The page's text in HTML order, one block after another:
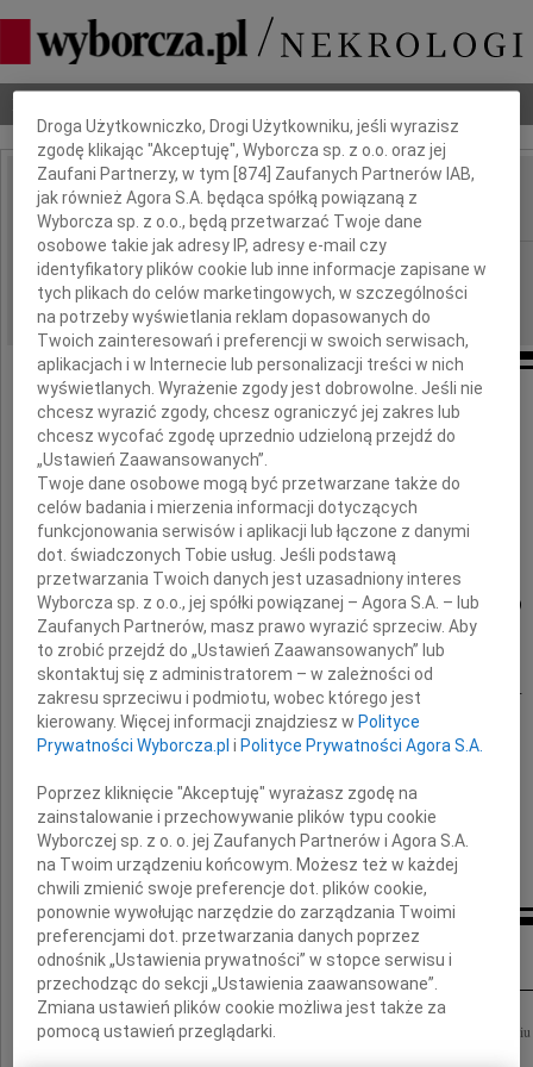
IMIĘ I NAZWISKO: Tadeusz Szurski
REGION: Warszawa
DATA EMISJI: 24.02.2010
Żegnam mojego Nauczyciela i Mentora
dr. hab.
Tadeusza Szurskiego
wieloletniego koordynatora
Zespołu Radców Prawnych firmy "Elektrim?.
Najbliższym
składam wyrazy współczucia
Jacek Marek Walczykowski
Inne kondolencje
Okręgowa Rada Adwokacka w Warszawie zawiadamia z głębokim żalem, że w
Dbamy o Twoją prywatność
Droga Użytkowniczko, Drogi Użytkowniku, jeśli wyrazisz
zgodę klikając "Akceptuję", Wyborcza sp. z o.o. oraz jej
Zaufani Partnerzy, w tym [874 ] Zaufanych Partnerów IAB,
jak również Agora S.A. będąca spółką powiązaną z
Wyborcza sp. z o.o., będą przetwarzać Twoje dane
osobowe takie jak adresy IP, adresy e-mail czy
identyfikatory plików cookie lub inne informacje zapisane w
tych plikach do celów marketingowych, w szczególności
na potrzeby wyświetlania reklam dopasowanych do
Twoich zainteresowań i preferencji w swoich serwisach,
aplikacjach i w Internecie lub personalizacji treści w nich
wyświetlanych. Wyrażenie zgody jest dobrowolne. Jeśli nie
chcesz wyrazić zgody, chcesz ograniczyć jej zakres lub
chcesz wycofać zgodę uprzednio udzieloną przejdź do
„Ustawień Zaawansowanych”.
Twoje dane osobowe mogą być przetwarzane także do
celów badania i mierzenia informacji dotyczących
funkcjonowania serwisów i aplikacji lub łączone z danymi
dot. świadczonych Tobie usług. Jeśli podstawą
przetwarzania Twoich danych jest uzasadniony interes
Wyborcza sp. z o.o., jej spółki powiązanej – Agora S.A. – lub
Zaufanych Partnerów, masz prawo wyrazić sprzeciw. Aby
to zrobić przejdź do „Ustawień Zaawansowanych” lub
skontaktuj się z administratorem – w zależności od
zakresu sprzeciwu i podmiotu, wobec którego jest
kierowany. Więcej informacji znajdziesz w Polityce
Prywatności Wyborcza.pl i Polityce Prywatności Agora S.A.
Poprzez kliknięcie "Akceptuję" wyrażasz zgodę na
zainstalowanie i przechowywanie plików typu cookie
Wyborczej sp. z o. o. jej Zaufanych Partnerów i Agora S.A.
na Twoim urządzeniu końcowym. Możesz też w każdej
chwili zmienić swoje preferencje dot. plików cookie,
ponownie wywołując narzędzie do zarządzania Twoimi
preferencjami dot. przetwarzania danych poprzez
odnośnik „Ustawienia prywatności” w stopce serwisu i
przechodząc do sekcji „Ustawienia zaawansowane”.
Zmiana ustawień plików cookie możliwa jest także za
pomocą ustawień przeglądarki.